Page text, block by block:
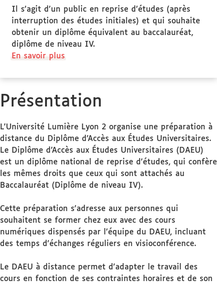
Il s'agit d'un public en reprise d'études (après
interruption des études initiales) et qui souhaite
obtenir un diplôme équivalent au baccalauréat,
diplôme de niveau IV.
En savoir plus
des
ciblé
Présentation
L’Université Lumière Lyon 2 organise une préparation à
distance du Diplôme d’Accès aux Études Universitaires.
Le Diplôme d’Accès aux Études Universitaires (DAEU)
est un diplôme national de reprise d'études, qui confère
les mêmes droits que ceux qui sont attachés au
Baccalauréat (Diplôme de niveau IV).
Cette préparation s'adresse aux personnes qui
souhaitent se former chez eux avec des cours
numériques dispensés par l'équipe du DAEU, incluant
des temps d'échanges réguliers en visioconférence.
Le DAEU à distance permet d'adapter le travail des
cours en fonction de ses contraintes horaires et de son